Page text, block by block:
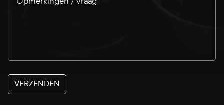
VERZENDEN